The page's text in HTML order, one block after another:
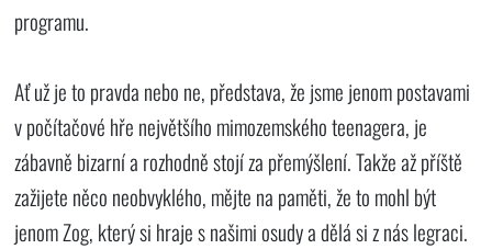
programu.
Ať už je to pravda nebo ne, představa, že jsme jenom postavami
v počítačové hře největšího mimozemského teenagera, je
zábavně bizarní a rozhodně stojí za přemýšlení. Takže až příště
zažijete něco neobvyklého, mějte na paměti, že to mohl být
jenom Zog, který si hraje s našimi osudy a dělá si z nás legraci.